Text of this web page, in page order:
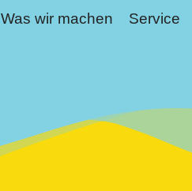
Was wir machen Service